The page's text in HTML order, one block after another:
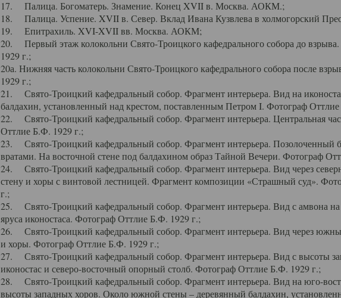
17. Палица. Богоматерь. Знамение. Конец XVII в. Москва. АОКМ.;
18. Палица. Успение. XVII в. Север. Вклад Ивана Кузвлева в холмогорский
19. Епитрахиль. XVI-XVII вв. Москва. АОКМ;
20. Первый этаж колокольни Свято-Троицкого кафедрального собора до
1929 г.;
20а. Нижняя часть колокольни Свято-Троицкого кафедрального собора после
1929 г.;
21. Свято-Троицкий кафедральный собор. Фрагмент интерьера. Вид на
балдахин, установленный над крестом, поставленным Петром I. Фотограф
22. Свято-Троицкий кафедральный собор. Фрагмент интерьера. Центральная
Оттлие Б.Ф. 1929 г.;
23. Свято-Троицкий кафедральный собор. Фрагмент интерьера. Позолоченный
вратами. На восточной стене под балдахином образ Тайной Вечери. Фотограф
24. Свято-Троицкий кафедральный собор. Фрагмент интерьера. Вид через
стену и хоры с винтовой лестницей. Фрагмент композиции «Страшный суд».
г.;
25. Свято-Троицкий кафедральный собор. Фрагмент интерьера. Вид с амвона на
яруса иконостаса. Фотограф Оттлие Б.Ф. 1929 г.;
26. Свято-Троицкий кафедральный собор. Фрагмент интерьера. Вид через
и хоры. Фотограф Оттлие Б.Ф. 1929 г.;
27. Свято-Троицкий кафедральный собор. Фрагмент интерьера. Вид с высоты
иконостас и северо-восточный опорный столб. Фотограф Оттлие Б.Ф. 1929 г.;
28. Свято-Троицкий кафедральный собор. Фрагмент интерьера. Вид на юго-
высоты западных хоров. Около южной стены – деревянный балдахин,